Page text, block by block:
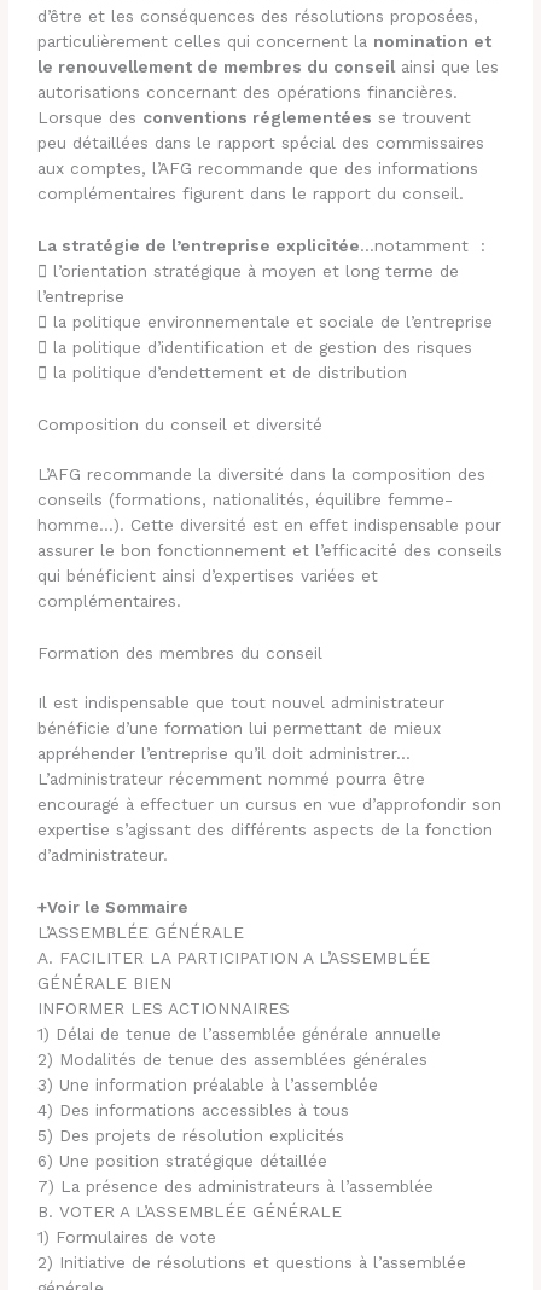
d’être et les conséquences des résolutions proposées,
particulièrement celles qui concernent la nomination et
le renouvellement de membres du conseil ainsi que les
autorisations concernant des opérations financières.
Lorsque des conventions réglementées se trouvent
peu détaillées dans le rapport spécial des commissaires
aux comptes, l’AFG recommande que des informations
complémentaires figurent dans le rapport du conseil.
La stratégie de l’entreprise explicitée…notamment :
 l’orientation stratégique à moyen et long terme de
l’entreprise
 la politique environnementale et sociale de l’entreprise
 la politique d’identification et de gestion des risques
 la politique d’endettement et de distribution
Composition du conseil et diversité
L’AFG recommande la diversité dans la composition des
conseils (formations, nationalités, équilibre femme-
homme…). Cette diversité est en effet indispensable pour
assurer le bon fonctionnement et l’efficacité des conseils
qui bénéficient ainsi d’expertises variées et
complémentaires.
Formation des membres du conseil
Il est indispensable que tout nouvel administrateur
bénéficie d’une formation lui permettant de mieux
appréhender l’entreprise qu’il doit administrer…
L’administrateur récemment nommé pourra être
encouragé à effectuer un cursus en vue d’approfondir son
expertise s’agissant des différents aspects de la fonction
d’administrateur.
+Voir le Sommaire
L’ASSEMBLÉE GÉNÉRALE
A. FACILITER LA PARTICIPATION A L’ASSEMBLÉE
GÉNÉRALE BIEN
INFORMER LES ACTIONNAIRES
1) Délai de tenue de l’assemblée générale annuelle
2) Modalités de tenue des assemblées générales
3) Une information préalable à l’assemblée
4) Des informations accessibles à tous
5) Des projets de résolution explicités
6) Une position stratégique détaillée
7) La présence des administrateurs à l’assemblée
B. VOTER A L’ASSEMBLÉE GÉNÉRALE
1) Formulaires de vote
2) Initiative de résolutions et questions à l’assemblée